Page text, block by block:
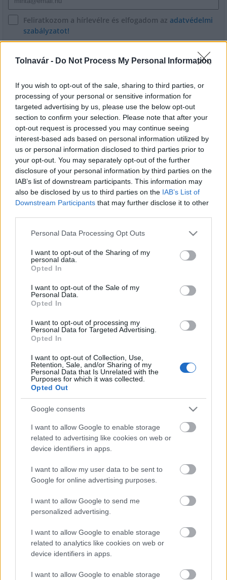
Tolnavár - Do Not Process My Personal Information
If you wish to opt-out of the sale, sharing to third parties, or
processing of your personal or sensitive information for
targeted advertising by us, please use the below opt-out
section to confirm your selection. Please note that after your
opt-out request is processed you may continue seeing
interest-based ads based on personal information utilized by
us or personal information disclosed to third parties prior to
your opt-out. You may separately opt-out of the further
disclosure of your personal information by third parties on the
IAB’s list of downstream participants. This information may
also be disclosed by us to third parties on the IAB’s List of
Downstream Participants that may further disclose it to other
Please note that this website/app uses one or more Google
not limited to your visit or usage behaviour. You may click to
grant or deny consent to Google and its third-party tags to
use your data for below specified purposes in below Google
consent section.
Personal Data Processing Opt Outs
I want to opt-out of the Sharing of my
personal data.
Opted In
I want to opt-out of the Sale of my
Personal Data.
Opted In
I want to opt-out of processing my
Personal Data for Targeted Advertising.
Opted In
I want to opt-out of Collection, Use,
Retention, Sale, and/or Sharing of my
Personal Data that Is Unrelated with the
Purposes for which it was collected.
Opted Out
Google consents
I want to allow Google to enable storage
related to advertising like cookies on web or
device identifiers in apps.
I want to allow my user data to be sent to
Google for online advertising purposes.
I want to allow Google to send me
personalized advertising.
I want to allow Google to enable storage
related to analytics like cookies on web or
device identifiers in apps.
I want to allow Google to enable storage
Feliratkozom a hírlevélre és elfogadom az adatvédelmi
szabályzatot!
LEGFRISSEBB
Országos hírek
Megérkezett az eső a Duna vízgyűjtőjére
Megérkezett a rég várt eső a Duna vízgyűjtőjére, a folyó
magyarországi szakaszán azonban továbbra is csak pár
centiméteres vízszintváltozások jellemzőek.
Országos hírek oktatás továbbképzés
Kecskeméten is szakirányú
továbbképzésekkel erősít a Gál Ferenc
Országos hírek
SZÚNYOGINVÁZIÓ ELKERÜLÉSÉBEN
Túlfogyasztás napja - július 30-ra felhasználta az
emberiség a Föld egész évre elegendő erőforrásait
használta fel mindazokat a természeti erőforrásokat, amelyeket
bolygónk egy év alatt képes megújítani. Ettől a naptól kezdve
ökológiai értelemben már „hitelből élünk” – hívta fel a figyelmet
közleményében a WWF Magyarország.
HIRDETÉS
LEGOLVASOTTABB
Indul a diákok pénzügyi ismereteit